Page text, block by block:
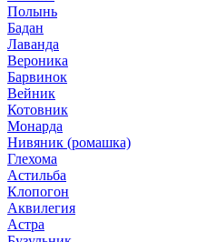
Полынь
Бадан
Лаванда
Вероника
Барвинок
Вейник
Котовник
Монарда
Нивяник (ромашка)
Глехома
Астильба
Клопогон
Аквилегия
Астра